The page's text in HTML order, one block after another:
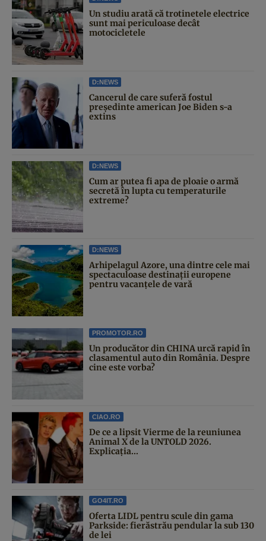
Un studiu arată că trotinetele electrice
sunt mai periculoase decât
motocicletele
D:NEWS
Cancerul de care suferă fostul
președinte american Joe Biden s-a
extins
D:NEWS
Cum ar putea fi apa de ploaie o armă
secretă în lupta cu temperaturile
extreme?
D:NEWS
Arhipelagul Azore, una dintre cele mai
spectaculoase destinații europene
pentru vacanțele de vară
PROMOTOR.RO
Un producător din CHINA urcă rapid în
clasamentul auto din România. Despre
cine este vorba?
CIAO.RO
De ce a lipsit Vierme de la reuniunea
Animal X de la UNTOLD 2026.
Explicația...
GO4IT.RO
Oferta LIDL pentru scule din gama
Parkside: fierăstrău pendular la sub 130
de lei